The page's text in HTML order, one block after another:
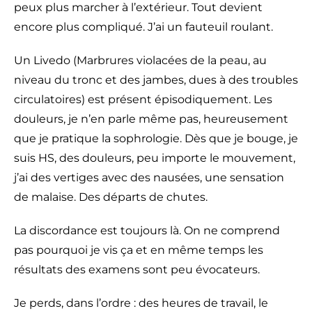
peux plus marcher à l’extérieur. Tout devient
encore plus compliqué. J’ai un fauteuil roulant.
Un Livedo (Marbrures violacées de la peau, au
niveau du tronc et des jambes, dues à des troubles
circulatoires) est présent épisodiquement. Les
douleurs, je n’en parle même pas, heureusement
que je pratique la sophrologie. Dès que je bouge, je
suis HS, des douleurs, peu importe le mouvement,
j’ai des vertiges avec des nausées, une sensation
de malaise. Des départs de chutes.
La discordance est toujours là. On ne comprend
pas pourquoi je vis ça et en même temps les
résultats des examens sont peu évocateurs.
Je perds, dans l’ordre : des heures de travail, le